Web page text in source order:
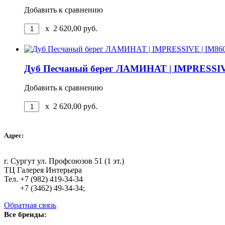
Добавить к сравнению
x 2 620,00 руб.
Дуб Песчаный берег ЛАМИНАТ |
Добавить к сравнению
x 2 620,00 руб.
Адрес:
г. Сургут ул. Профсоюзов 51 (1 эт.)
ТЦ Галерея Интерьера
Тел. +7 (982) 419-34-34
+7 (3462) 49-34-34;
Обратная связь
Все бренды: